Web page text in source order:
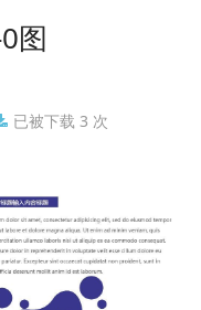
图
已被下载 3 次